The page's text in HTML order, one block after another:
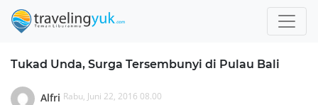
Tukad Unda, Surga Tersembunyi di Pulau Bali
Alfri Rabu, Juni 22, 2016 08.00